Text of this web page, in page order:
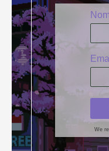
We